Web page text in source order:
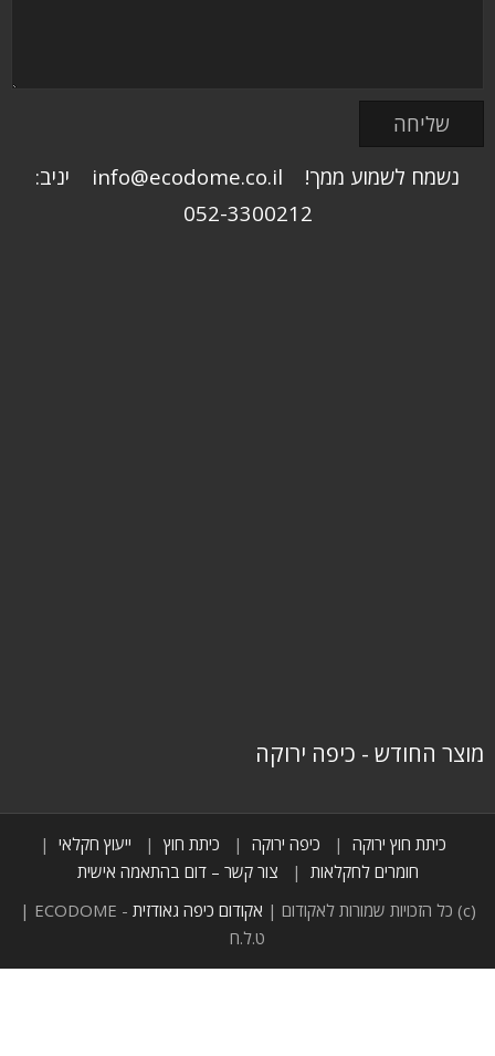
נשמח לשמוע ממך! info@ecodome.co.il יניב:
052-3300212
מוצר החודש - כיפה ירוקה
כיתת חוץ ירוקה כיפה ירוקה כיתת חוץ
ייעוץ חקלאי
חומרים לחקלאות
צור קשר – דום בהתאמה אישית
(c) כל הזכויות שמורות לאקודום |
אקודום כיפה גאודזית
- ECODOME |
ט.ל.ח